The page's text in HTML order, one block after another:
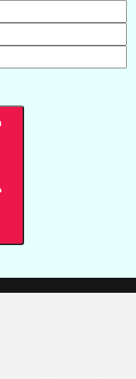
13,35/Monat
der Barmenia
sondern